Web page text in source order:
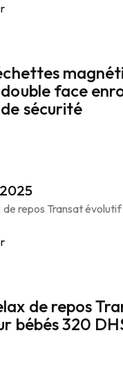
face
sécurité
de repos
bébés 320